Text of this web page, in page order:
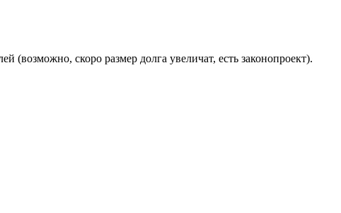
скоро размер долга увеличат, есть законопроект).